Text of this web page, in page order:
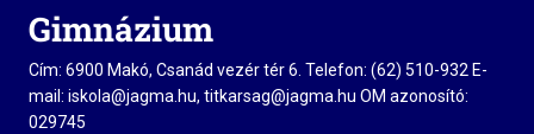
Gimnázium
Cím: 6900 Makó, Csanád vezér tér 6. Telefon: (62) 510-932 E-
mail: iskola@jagma.hu, titkarsag@jagma.hu OM azonosító:
029745